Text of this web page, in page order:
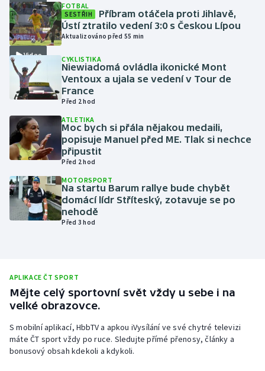
Lezení
Lyže a snowboard
Moderní pětiboj
Motorsport
Olympijské hry
Parasport
Plavání
Plážový volejbal
Rychlobruslení
Rychlostní kanoistika
Short track
Sportovní střelba
Video
FOTBAL
SESTŘIH
Příbram otáčela proti Jihlavě,
Ústí ztratilo vedení 3:0 s Českou Lípou
Aktualizováno před 55 min
CYKLISTIKA
Niewiadomá ovládla ikonické Mont
Ventoux a ujala se vedení v Tour de
France
Před 2 hod
ATLETIKA
Moc bych si přála nějakou medaili,
popisuje Manuel před ME. Tlak si nechce
připustit
Před 2 hod
MOTORSPORT
Na startu Barum rallye bude chybět
domácí lídr Stříteský, zotavuje se po
nehodě
Před 3 hod
APLIKACE ČT SPORT
Mějte celý sportovní svět vždy u sebe i na
velké obrazovce.
S mobilní aplikací, HbbTV a apkou iVysílání ve své chytré televizi
máte ČT sport vždy po ruce. Sledujte přímé přenosy, články a
bonusový obsah kdekoli a kdykoli.